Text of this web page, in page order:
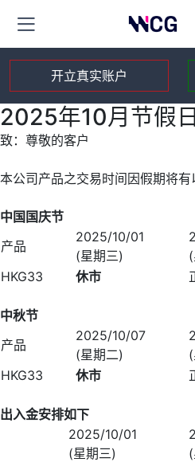
开立真实账户
2025年10月节假
致：尊敬的客户
本公司产品之交易时间因假期将有
中国国庆节
产品
2025/10/01
(星期三)
HKG33
休市
中秋节
产品
2025/10/07
(星期二)
HKG33
休市
出入金安排如下
2025/10/01
(星期三)